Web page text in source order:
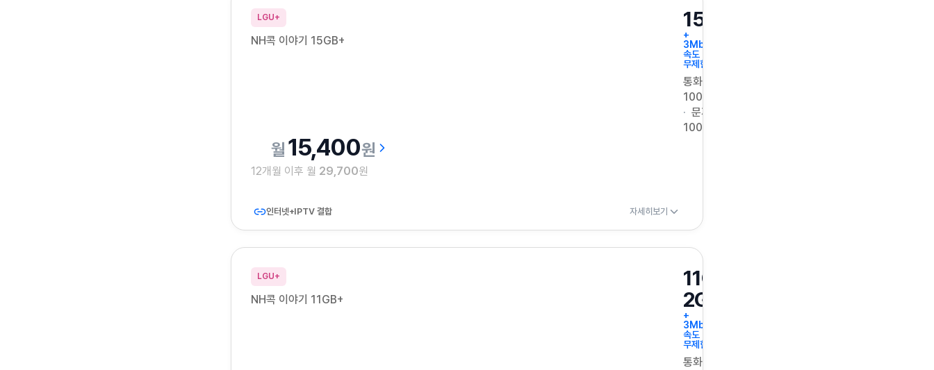
LGU+
NH콕 이야기 15GB+
15GB
+
3Mbps
속도
무제한
통화
100분
문자
100건
15,400원
12개월 이후 월 29,700원
인터넷+IPTV 결합 자세히보기
LGU+
NH콕 이야기 11GB+
11GB+매일
2GB
+
3Mbps
속도
무제한
통화